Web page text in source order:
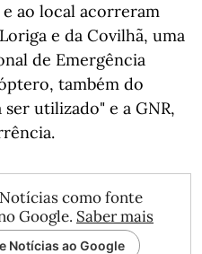
e ao local acorreram
e da Covilhã, uma
de Emergência
também do
utilizado" e a GNR,
como fonte
Google. Saber mais
Notícias ao Google